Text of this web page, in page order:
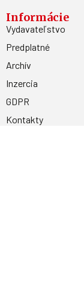
Informácie
Vydavateľstvo
Predplatné
Archív
Inzercia
GDPR
Kontakty